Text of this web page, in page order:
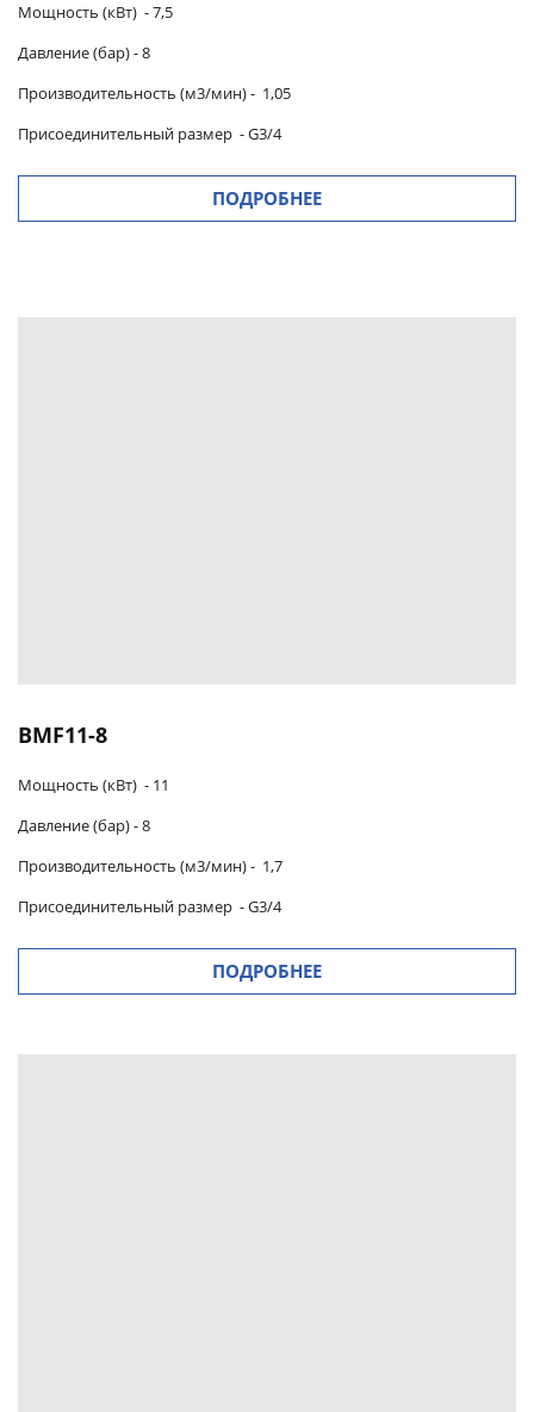
Мощность (кВт) -7,5
Давление (бар) -8
Производительность (м3/мин)- 1,05
Присоединительный размер - G3/4
ПОДРОБНЕЕ
BMF11-8
Мощность (кВт) - 11
Давление (бар) -8
Производительность (м3/мин)- 1,7
Присоединительный размер - G3/4
ПОДРОБНЕЕ